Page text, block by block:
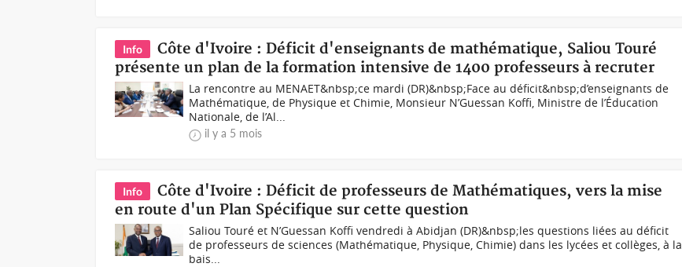
Info
Côte d'Ivoire : Déficit d'enseignants de mathématique, Saliou Touré
présente un plan de la formation intensive de 1400 professeurs à recruter
La rencontre au MENAET&nbsp;ce mardi (DR)&nbsp;Face au déficit&nbsp;d’enseignants de
Mathématique, de Physique et Chimie, Monsieur N’Guessan Koffi, Ministre de l’Éducation
Nationale, de l’Al...
il y a 5 mois
Info
Côte d'Ivoire : Déficit de professeurs de Mathématiques, vers la mise
en route d'un Plan Spécifique sur cette question
Saliou Touré et N’Guessan Koffi vendredi à Abidjan (DR)&nbsp;les questions liées au déficit
de professeurs de sciences (Mathématique, Physique, Chimie) dans les lycées et collèges, à la
bais...